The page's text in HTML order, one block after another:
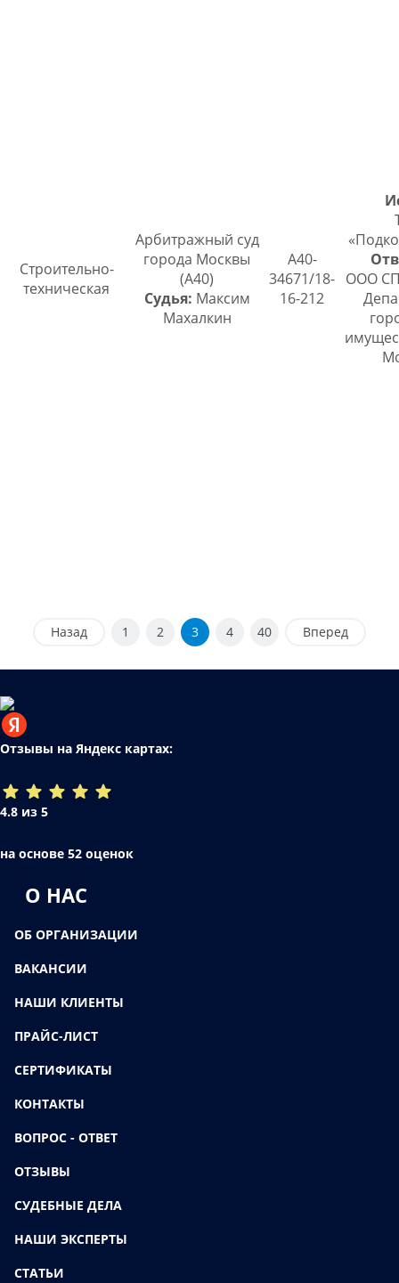
Строительно-
техническая
Арбитражный суд
города Москвы
(А40)
Судья: Максим
Махалкин
А40-
34671/18-
16-212
ООО СП
Назад 1 2 3 4 40 Вперед
Отзывы на Яндекс картах:
4.8 из 5
на основе 52 оценок
О НАС
ОБ ОРГАНИЗАЦИИ
ВАКАНСИИ
НАШИ КЛИЕНТЫ
ПРАЙС-ЛИСТ
СЕРТИФИКАТЫ
КОНТАКТЫ
ВОПРОС - ОТВЕТ
ОТЗЫВЫ
СУДЕБНЫЕ ДЕЛА
НАШИ ЭКСПЕРТЫ
СТАТЬИ